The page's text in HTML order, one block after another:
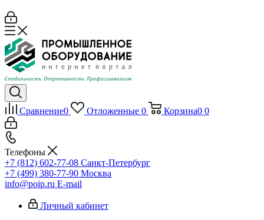
Сравнение0 Отложенные 0 Корзина0 0
Телефоны
+7 (812) 602-77-08 Санкт-Петербург
+7 (499) 380-77-90 Москва
info@poip.ru E-mail
Личный кабинет